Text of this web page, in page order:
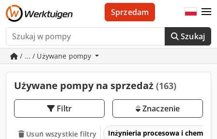
Szukaj
Sprzedam
/ ... / Używane pompy
Używane pompy na sprzedaż (163)
Filtr Znaczenie
Usuń wszystkie filtry Inżynieria procesowa i